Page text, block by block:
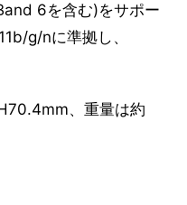
6を含む)をサポー
g/nに準拠し、
、重量は約